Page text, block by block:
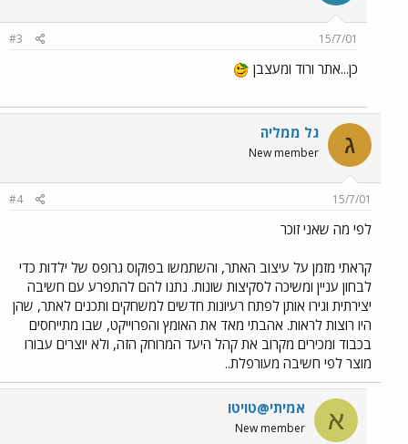
15/7/01
#3
כן...אתר ורוד ומעצבן
ג גל ממליה
New member
15/7/01
#4
לפי מה שאני זוכר
קראתי מזמן על עיצוב האתר, והשתמשו בפוקוס גרופס של ילדות כדי
לבחון עניין ומשיכה לסקיצות שונות. נתנו להם להתפרע עם חשיבה
יצירתית וגירו אותן לפתח רעיונות חדשים למשחקים ותכנים לאתר, שהן
היו רוצות לראות. אהבתי מאד את האומץ והפרוייקט, שבו מתייחסים
בכבוד ומכירים מקרוב את קהל היעד המרוחק הזה, ולא יוצרים עבורו
מוצר לפי חשיבה מעורפלת..
א אמיתי@טויטו
New member